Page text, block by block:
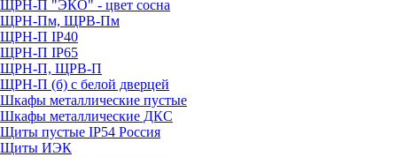
ЩРН-П "ЭКО" - цвет сосна
ЩРН-Пм, ЩРВ-Пм
ЩРН-П IP40
ЩРН-П IP65
ЩРН-П, ЩРВ-П
ЩРН-П (б) с белой дверцей
Шкафы металлические пустые
Шкафы металлические ДКС
Щиты пустые IP54 Россия
Щиты ИЭК